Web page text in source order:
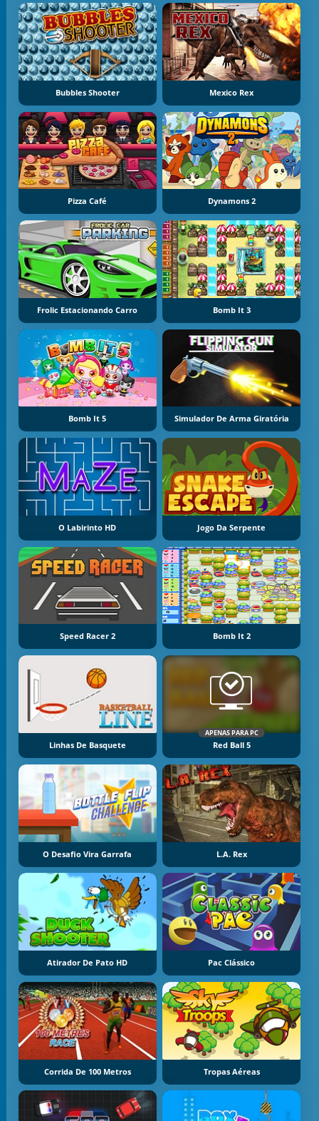
Bubbles Shooter Mexico Rex
Pizza Café Dynamons 2
Frolic Estacionando Carro Bomb It 3
Bomb It 5 Simulador De Arma Giratória
O Labirinto HD Jogo Da Serpente
Speed Racer 2 Bomb It 2
Linhas De Basquete
APENAS PARA PC
Red Ball 5
O Desafio Vira Garrafa L.A. Rex
Atirador De Pato HD Pac Clássico
Corrida De 100 Metros Tropas Aéreas